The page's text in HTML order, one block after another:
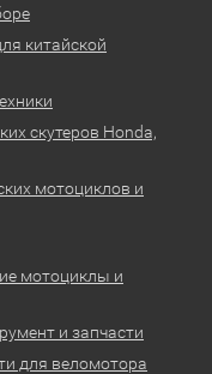
китайской
скутеров Honda,
мотоциклов и
мотоциклы и
и запчасти
для веломотора